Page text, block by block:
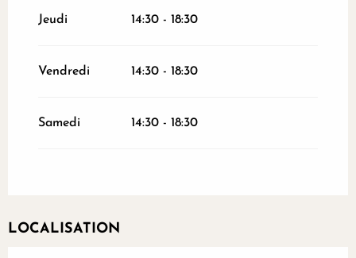
Jeudi 14:30 - 18:30
Vendredi 14:30 - 18:30
Samedi 14:30 - 18:30
LOCALISATION